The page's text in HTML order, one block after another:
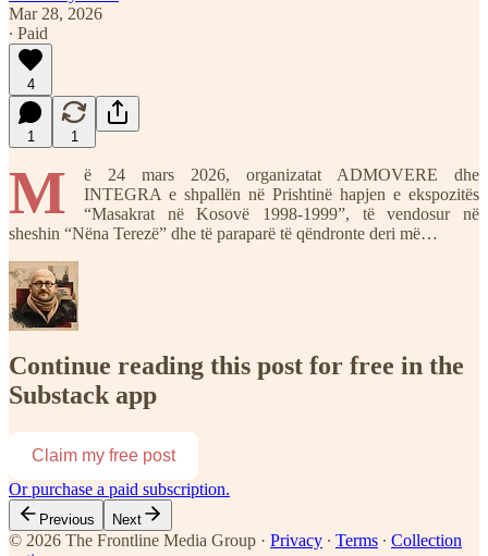
Mar 28, 2026
∙ Paid
4
1 1
M
ë 24 mars 2026, organizatat ADMOVERE dhe
INTEGRA e shpallën në Prishtinë hapjen e ekspozitës
“Masakrat në Kosovë 1998-1999”, të vendosur në
sheshin “Nëna Terezë” dhe të paraparë të qëndronte deri më…
Continue reading this post for free in the
Substack app
Claim my free post
Or purchase a paid subscription.
Previous Next
© 2026 The Frontline Media Group · Privacy ∙ Terms ∙ Collection